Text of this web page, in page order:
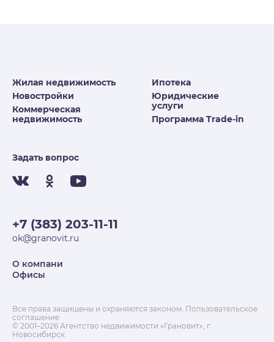
Жилая недвижимость
Новостройки
Коммерческая
недвижимость
Ипотека
Юридические
услуги
Программа Trade-in
Задать вопрос
+7 (383) 203-11-11
ok@granovit.ru
О компани
Офисы
Все права защищены и охраняются законом. Пользовательское
соглашение
© 2001–2026 Агентство недвижимости «Грановит», г.
Новосибирск